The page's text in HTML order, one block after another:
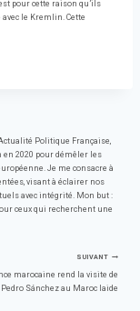
pour cette raison qu’ils
le Kremlin. Cette
Politique Française,
en 2020 pour démêler les
Je me consacre à
visant à éclairer nos
avec intégrité. Mon but :
ceux qui recherchent une
SUIVANT
marocaine rend la visite de
Pedro Sánchez au Maroc laide